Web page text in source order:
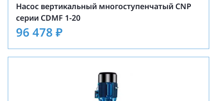
Насос вертикальный многоступенчатый CNP
серии CDMF 1-20
96 478 ₽